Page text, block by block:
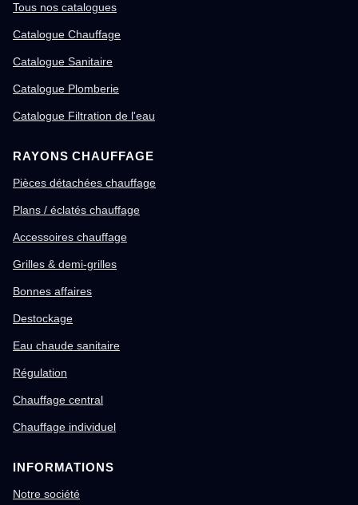
Tous nos catalogues
Catalogue Chauffage
Catalogue Sanitaire
Catalogue Plomberie
Catalogue Filtration de l'eau
RAYONS CHAUFFAGE
Pièces détachées chauffage
Plans / éclatés chauffage
Accessoires chauffage
Grilles & demi-grilles
Bonnes affaires
Destockage
Eau chaude sanitaire
Régulation
Chauffage central
Chauffage individuel
INFORMATIONS
Notre société